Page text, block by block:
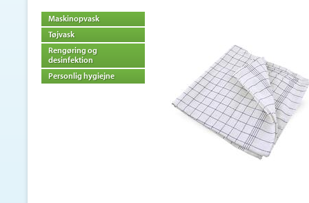
Maskinopvask
Tøjvask
Rengøring og
desinfektion
Personlig hygiejne